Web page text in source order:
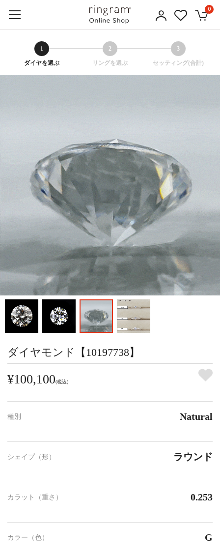
0
1
ダイヤを選ぶ
2
リングを選ぶ
3
セッティング(合計)
ダイヤモンド【10197738】
¥100,100(税込)
種別 Natural
シェイプ（形） ラウンド
カラット（重さ） 0.253
カラー（色） G